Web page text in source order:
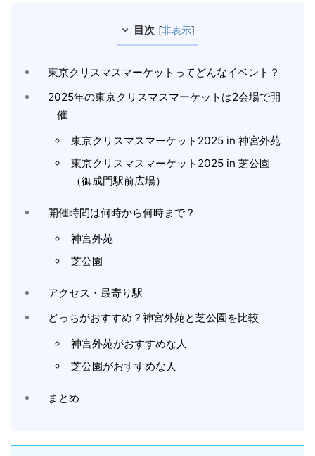
目次 [非表示]
東京クリスマスマーケットってどんなイベント？
2025年の東京クリスマスマーケットは2会場で開
催
東京クリスマスマーケット2025 in 神宮外苑
東京クリスマスマーケット2025 in 芝公園
（御成門駅前広場）
開催時間は何時から何時まで？
神宮外苑
芝公園
アクセス・最寄り駅
どっちがおすすめ？神宮外苑と芝公園を比較
神宮外苑がおすすめな人
芝公園がおすすめな人
まとめ